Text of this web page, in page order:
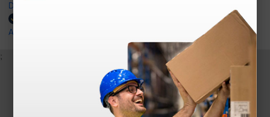
DOCTOR SHOP
Acquirente verificato
;
Iscriviti alla newsletter e ottieni il buono
sconto di benvenuto